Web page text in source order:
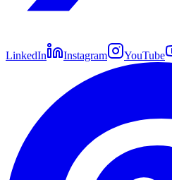
LinkedIn Instagram YouTube